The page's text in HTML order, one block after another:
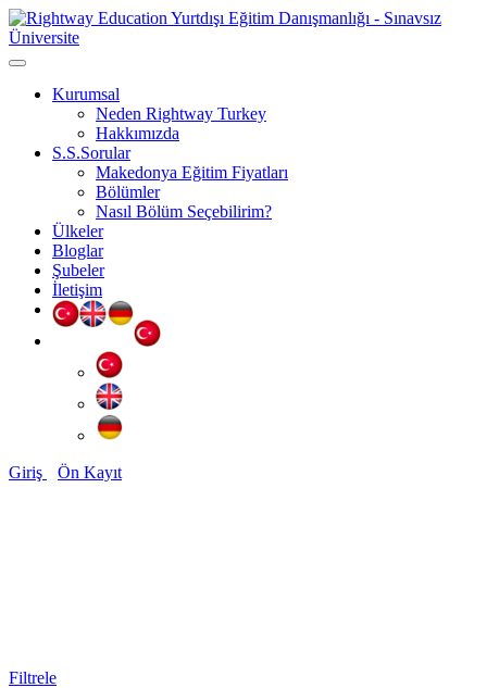
Kurumsal
Neden Rightway Turkey
Hakkımızda
S.S.Sorular
Makedonya Eğitim Fiyatları
Bölümler
Nasıl Bölüm Seçebilirim?
Ülkeler
Bloglar
Şubeler
İletişim
Giriş Ön Kayıt
Filtrele